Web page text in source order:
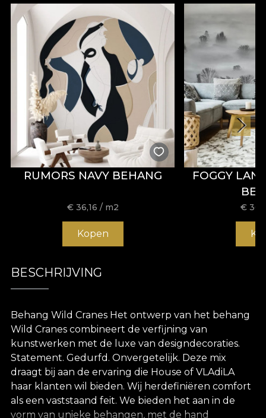
RUMORS NAVY BEHANG
€ 36,16 / m2
Kopen
FOGGY
€
BESCHRIJVING
Behang Wild Cranes Het ontwerp van het behang
Wild Cranes combineert de verfijning van
kunstwerken met de luxe van designdecoraties.
Statement. Gedurfd. Onvergetelijk. Deze mix
draagt bij aan de ervaring die House of VLAdiLA
haar klanten wil bieden. Wij herdefiniëren comfort
als een vaststaand feit. We bieden het aan in de
vorm van unieke behangen, met de hand